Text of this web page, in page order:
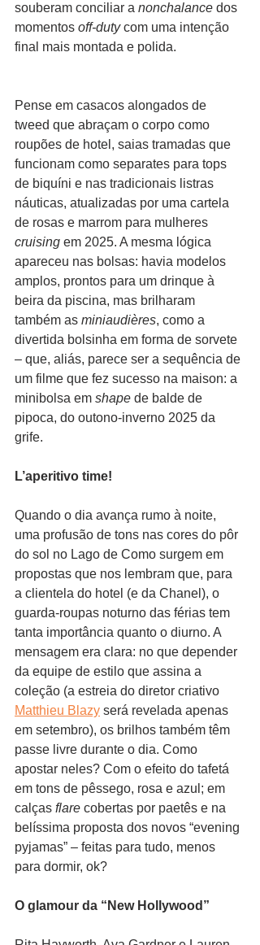
souberam conciliar a nonchalance dos
momentos off-duty com uma intenção
final mais montada e polida.
Pense em casacos alongados de
tweed que abraçam o corpo como
roupões de hotel, saias tramadas que
funcionam como separates para tops
de biquíni e nas tradicionais listras
náuticas, atualizadas por uma cartela
de rosas e marrom para mulheres
cruising em 2025. A mesma lógica
apareceu nas bolsas: havia modelos
amplos, prontos para um drinque à
beira da piscina, mas brilharam
também as miniaudières, como a
divertida bolsinha em forma de sorvete
– que, aliás, parece ser a sequência de
um filme que fez sucesso na maison: a
minibolsa em shape de balde de
pipoca, do outono-inverno 2025 da
grife.
L’aperitivo time!
Quando o dia avança rumo à noite,
uma profusão de tons nas cores do pôr
do sol no Lago de Como surgem em
propostas que nos lembram que, para
a clientela do hotel (e da Chanel), o
guarda-roupas noturno das férias tem
tanta importância quanto o diurno. A
mensagem era clara: no que depender
da equipe de estilo que assina a
coleção (a estreia do diretor criativo
Matthieu Blazy será revelada apenas
em setembro), os brilhos também têm
passe livre durante o dia. Como
apostar neles? Com o efeito do tafetá
em tons de pêssego, rosa e azul; em
calças flare cobertas por paetês e na
belíssima proposta dos novos “evening
pyjamas” – feitas para tudo, menos
para dormir, ok?
O glamour da “New Hollywood”